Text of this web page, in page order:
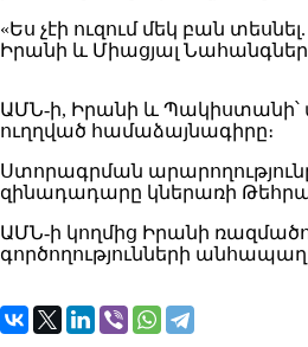
«Ես չէի ուզում մեկ բան
Իրանի և Միացյալ
ԱՄՆ-ի, Իրանի և
ուղղված համաձայնագիրը։
Ստորագրման
զինադադարը կներառի
ԱՄՆ-ի կողմից Իրանի
գործողությունների